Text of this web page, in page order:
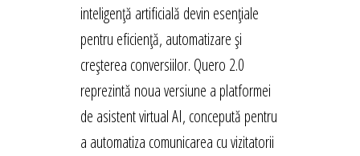
inteligență artificială devin esențiale
pentru eficiență, automatizare și
creșterea conversiilor. Quero 2.0
reprezintă noua versiune a platformei
de asistent virtual AI, concepută pentru
a automatiza comunicarea cu vizitatorii